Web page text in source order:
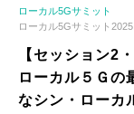
ローカル5Gサミット
ローカル5Gサミット2025
【セッション2
ローカル５Ｇ
なシン・ローカ